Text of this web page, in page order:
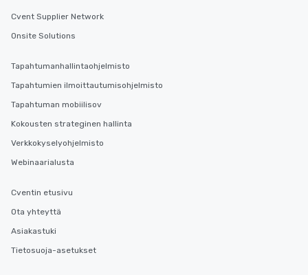
Cvent Supplier Network
Onsite Solutions
Tapahtumanhallintaohjelmisto
Tapahtumien ilmoittautumisohjelmisto
Tapahtuman mobiilisov
Kokousten strateginen hallinta
Verkkokyselyohjelmisto
Webinaarialusta
Cventin etusivu
Ota yhteyttä
Asiakastuki
Tietosuoja-asetukset